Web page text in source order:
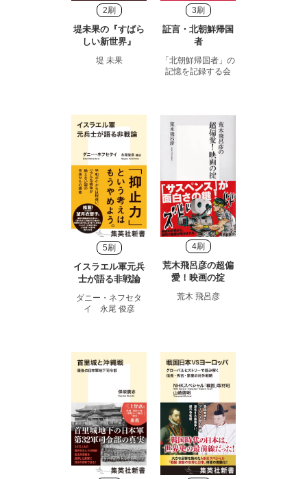
2刷
堤未果の『すばら
しい新世界』
堤 未果
3刷
証言・北朝鮮帰国
者
「北朝鮮帰国者」の
記憶を記録する会
5刷
イスラエル軍元兵
士が語る非戦論
ダニー・ネフセタ
イ 永尾 俊彦
4刷
荒木飛呂彦の超偏
愛！映画の掟
荒木 飛呂彦